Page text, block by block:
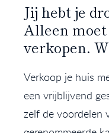
Jij hebt je
Alleen
verkopen.
Verkoop je huis
een vrijblijvend
zelf de voordelen